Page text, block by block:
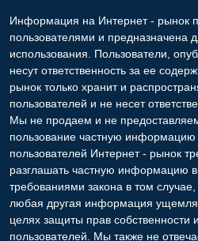
Информация на Интернет - рынок
пользователями и предназначена
использования. Пользователи,
несут ответственность за ее
рынок только хранит и
пользователей и не несет
Мы не продаем и не
пользование частную информацию
пользователей Интернет - рынок
разглашать частную информацию в
требованиями закона в том
любая другая информация
целях защиты прав собственности
пользователей. Мы также не